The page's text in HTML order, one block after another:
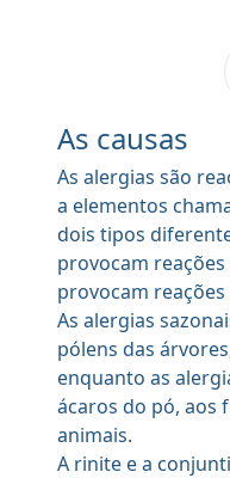
As causas
As alergias são
a elementos
dois tipos
provocam
provocam
As alergias
pólens das
enquanto as
ácaros do pó, aos
animais.
A rinite e a